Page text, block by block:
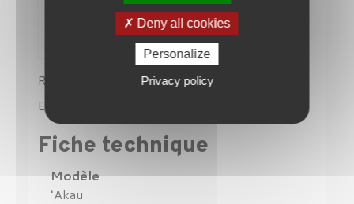
Référence
MJ-H442-26M
En stock
Fiche technique
Modèle
ʻAkau
Deny all cookies
Personalize
Privacy policy